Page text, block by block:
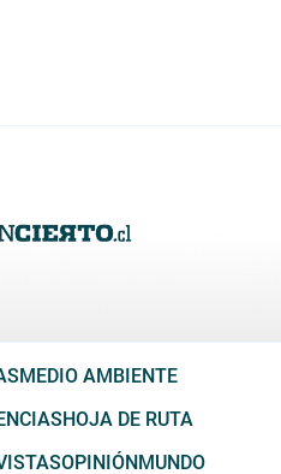
MEDIO AMBIENTE
HOJA DE RUTA
OPINIÓNMUNDO